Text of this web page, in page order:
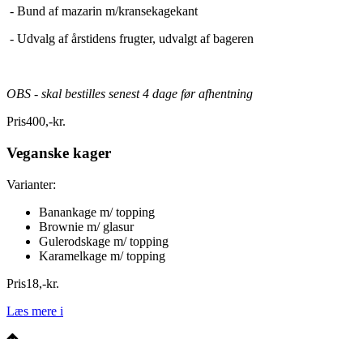
- Bund af mazarin m/kransekagekant
- Udvalg af årstidens frugter, udvalgt af bageren
OBS - skal bestilles senest 4 dage før afhentning
Pris400,-kr.
Veganske kager
Varianter:
Banankage m/ topping
Brownie m/ glasur
Gulerodskage m/ topping
Karamelkage m/ topping
Pris18,-kr.
Læs mere i